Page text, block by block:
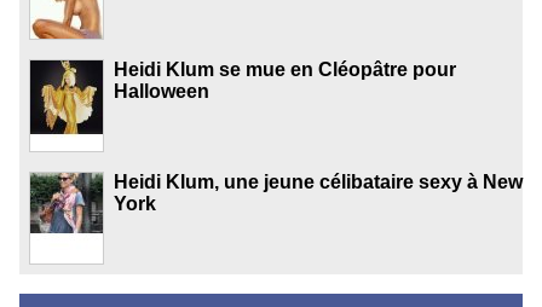
Heidi Klum se mue en Cléopâtre pour
Halloween
Heidi Klum, une jeune célibataire sexy à New
York